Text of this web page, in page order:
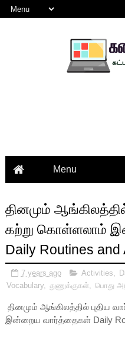
தினமும்
கற்று கொள்ளலாம்
Daily Routines and
7 years ago Activities
Vocabulary, துணுக்குகள் பொது
தினமும் ஆங்கிலத்தில் புதிய
இன்றைய வார்த்தைகள் Daily